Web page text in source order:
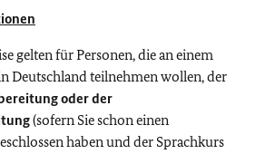
gelten für Personen, die an einem
Deutschland teilnehmen wollen, der
oder der
(sofern Sie schon einen
haben und der Sprachkurs